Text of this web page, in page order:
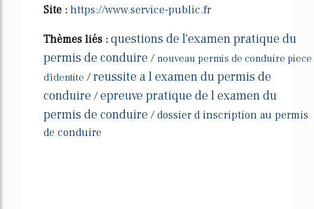
Site : https://www.service-public.fr
Thèmes liés : questions de l'examen pratique du
permis de conduire / nouveau permis de conduire piece
d'identite /reussite a l examen du permis de
conduire /epreuve pratique de l examen du
permis de conduire /dossier d inscription au permis
de conduire